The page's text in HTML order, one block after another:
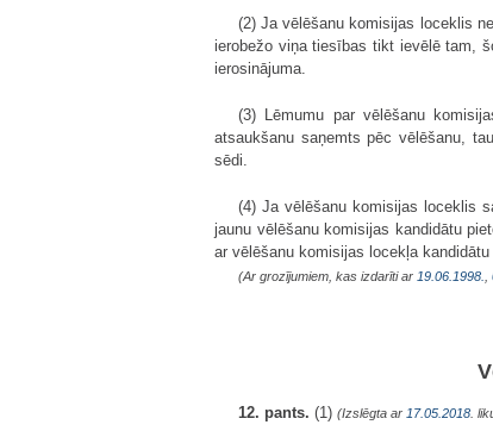
(2) Ja vēlēšanu komisijas loceklis
ierobežo viņa tiesības tikt ievēlē tam,
ierosinājuma.
(3) Lēmumu par vēlēšanu
atsaukšanu saņemts pēc vēlēšanu,
sēdi.
(4) Ja vēlēšanu komisijas loceklis
jaunu vēlēšanu komisijas kandidātu
ar vēlēšanu komisijas locekļa
(Ar grozījumiem, kas izdarīti ar 19.06.1998.
12. pants. (1) (Izslēgta ar 17.05.2018 .